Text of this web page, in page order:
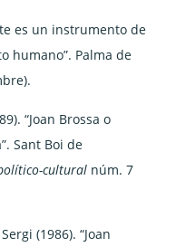
es un instrumento de
humano”. Palma de
“Joan Brossa o
Sant Boi de
cultural núm. 7
(1986). “Joan